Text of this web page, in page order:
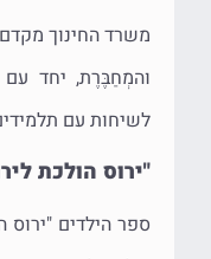
משרד החינוך
והמְחַבֶּרֶת, יחד עם
לשיחות עם
"ירוס הולכת
ספר הילדים